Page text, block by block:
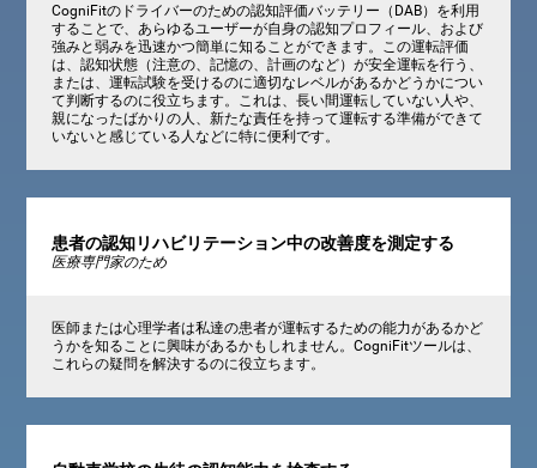
CogniFitのドライバーのための認知評価バッテリー（DAB）を利用
することで、あらゆるユーザーが自身の認知プロフィール、および
強みと弱みを迅速かつ簡単に知ることができます。この運転評価
は、認知状態（注意の、記憶の、計画のなど）が安全運転を行う、
または、運転試験を受けるのに適切なレベルがあるかどうかについ
て判断するのに役立ちます。これは、長い間運転していない人や、
親になったばかりの人、新たな責任を持って運転する準備ができて
いないと感じている人などに特に便利です。
患者の認知リハビリテーション中の改善度を測定する
医療専門家のため
医師または心理学者は私達の患者が運転するための能力があるかど
うかを知ることに興味があるかもしれません。CogniFitツールは、
これらの疑問を解決するのに役立ちます。